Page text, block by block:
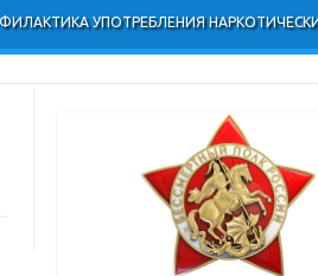
УПОТРЕБЛЕНИЯ